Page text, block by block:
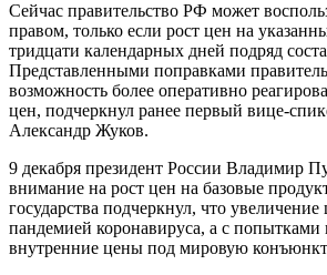
Сейчас правительство РФ может
правом, только если рост цен на
тридцати календарных дней подряд
Представленными поправками
возможность более оперативно
цен, подчеркнул ранее первый вице-
Александр Жуков.
9 декабря президент России Владимир
внимание на рост цен на базовые
государства подчеркнул, что увеличение
пандемией коронавируса, а с попытками
внутренние цены под мировую